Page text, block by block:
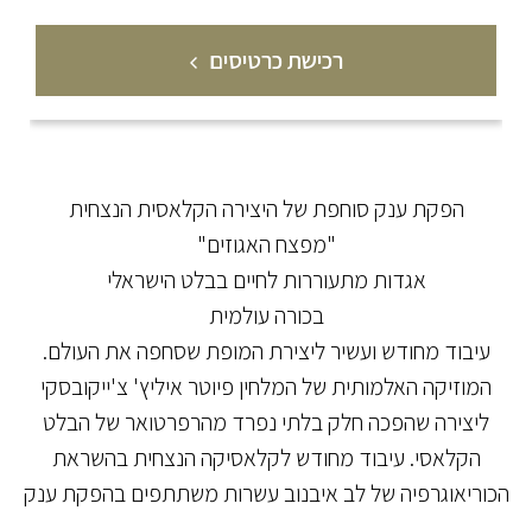
רכישת כרטיסים
הפקת ענק סוחפת של היצירה הקלאסית הנצחית
"מפצח האגוזים"
אגדות מתעוררות לחיים בבלט הישראלי
בכורה עולמית
עיבוד מחודש ועשיר ליצירת המופת שסחפה את העולם.
המוזיקה האלמותית של המלחין פיוטר איליץ' צ'ייקובסקי
ליצירה שהפכה חלק בלתי נפרד מהרפרטואר של הבלט
הקלאסי. עיבוד מחודש לקלאסיקה הנצחית בהשראת
הכוריאוגרפיה של לב איבנוב עשרות משתתפים בהפקת ענק